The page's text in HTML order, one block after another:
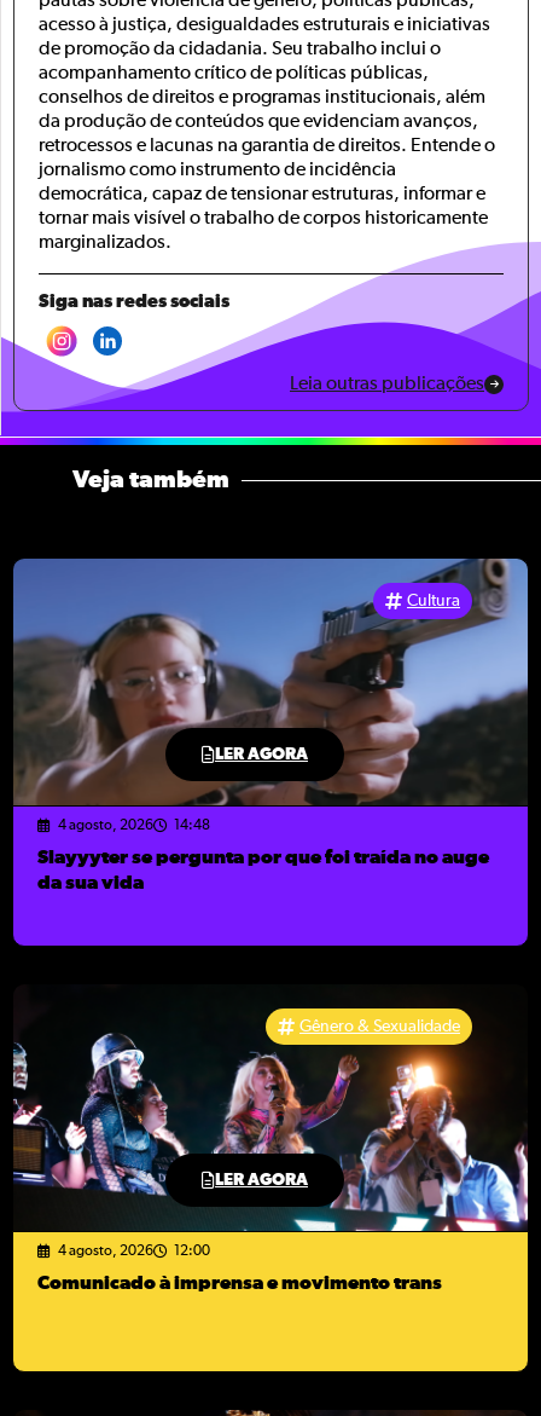
acesso à justiça, desigualdades estruturais e iniciativas
de promoção da cidadania. Seu trabalho inclui o
acompanhamento crítico de políticas públicas,
conselhos de direitos e programas institucionais, além
da produção de conteúdos que evidenciam avanços,
retrocessos e lacunas na garantia de direitos. Entende o
jornalismo como instrumento de incidência
democrática, capaz de tensionar estruturas, informar e
tornar mais visível o trabalho de corpos historicamente
marginalizados.
Siga nas redes sociais
Leia outras publicações
Veja também
LER AGORA
Cultura
4 agosto, 2026 14:48
Slayyyter se pergunta por que foi traída no auge
da sua vida
LER AGORA
Gênero & Sexualidade
4 agosto, 2026 12:00
Comunicado à imprensa e movimento trans